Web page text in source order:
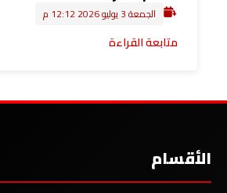
الجمعة 3 يوليو 2026 12:12 م
متابعة القراءة
الأقسام